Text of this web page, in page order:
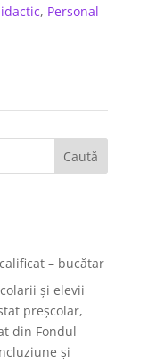
, Personal
– bucătar
și elevii
preșcolar,
din Fondul
și